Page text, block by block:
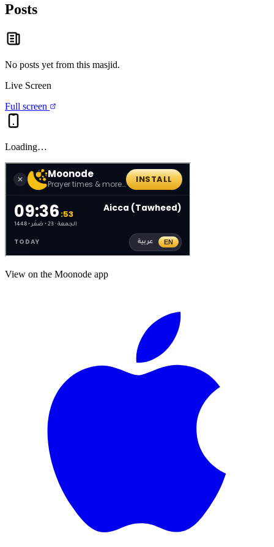
Posts
No posts yet from this masjid.
Live Screen
Full screen
Loading…
View on the Moonode app